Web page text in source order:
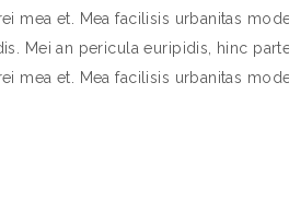
mea et. Mea facilisis urbanitas
Mei an pericula euripidis, hinc
et. Mea facilisis urbanitas